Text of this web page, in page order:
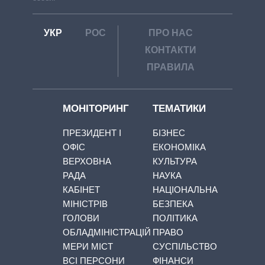
УКР РОС
ПРО НАС
КОНТАКТИ
ПРАВИЛА
МОНІТОРИНГ
ПРЕЗИДЕНТ І
ОФІС
ВЕРХОВНА
РАДА
КАБІНЕТ
МІНІСТРІВ
ГОЛОВИ
ОБЛАДМІНІСТРАЦІЙ
МЕРИ МІСТ
ВСІ ПЕРСОНИ
ТЕМАТИКИ
БІЗНЕС
ЕКОНОМІКА
КУЛЬТУРА
НАУКА
НАЦІОНАЛЬНА
БЕЗПЕКА
ПОЛІТИКА
ПРАВО
СУСПІЛЬСТВО
ФІНАНСИ